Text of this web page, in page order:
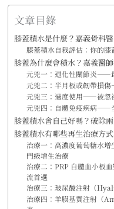
文章目錄
膝蓋積水是什麼？嘉義骨科
膝蓋積水自我評估：你的膝
膝蓋為什麼會積水？嘉義醫
元兇一：退化性關節炎——
元兇二：半月板或韌帶損
元兇三：過度使用——被忽
元兇四：自體免疫疾病——
膝蓋積水會自己好嗎？破除
膝蓋積水有哪些再生治療方
治療一：高濃度葡萄糖水
門級增生治療
治療二：PRP 自體血小
流首選
治療三：玻尿酸注射（
治療四：羊膜基質注射